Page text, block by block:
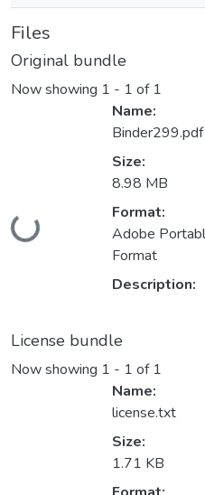
Files
Original bundle
Now showing 1 - 1 of 1
Loading...
Name:
Binder299.pdf
Size:
8.98 MB
Format:
Adobe
Format
Description:
License bundle
Now showing 1 - 1 of 1
Name:
license.txt
Size:
1.71 KB